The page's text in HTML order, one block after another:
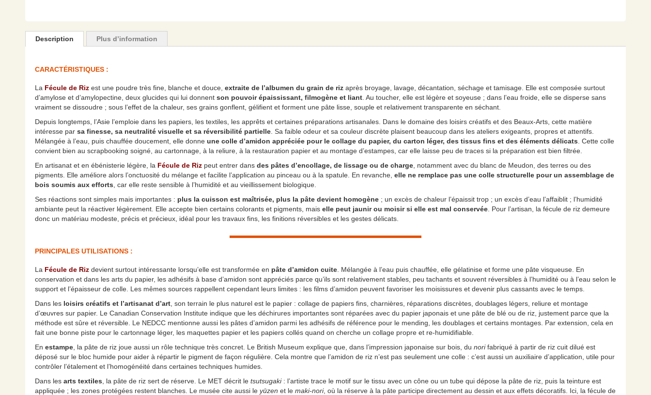
the
beginning
images
gallery
Description
CARACTÉRISTIQUES :
La Fécule de Riz est une poudre très fine, blanche et douce, extraite de l’albumen du grain de riz après broyage, lavage, décantation, séchage et tamisage. Elle est composée surtout
d’amylose et d’amylopectine, deux glucides qui lui donnent son pouvoir épaississant, filmogène et liant . Au toucher, elle est légère et soyeuse ; dans l’eau froide, elle se disperse sans
vraiment se dissoudre ; sous l’effet de la chaleur, ses grains gonflent, gélifient et forment une pâte lisse, souple et relativement transparente en séchant.
Depuis longtemps, l’Asie l’emploie dans les papiers, les textiles, les apprêts et certaines préparations artisanales. Dans le domaine des loisirs créatifs et des Beaux-Arts, cette matière
intéresse par sa finesse, sa neutralité visuelle et sa réversibilité partielle . Sa faible odeur et sa couleur discrète plaisent beaucoup dans les ateliers exigeants, propres et attentifs.
Mélangée à l’eau, puis chauffée doucement, elle donne une colle d’amidon appréciée pour le collage du papier, du carton léger, des tissus fins et des éléments délicats . Cette colle
convient bien au scrapbooking soigné, au cartonnage, à la reliure, à la restauration papier et au montage d’estampes, car elle laisse peu de traces si la préparation est bien filtrée.
En artisanat et en ébénisterie légère, la Fécule de Riz peut entrer dans des pâtes d’encollage, de lissage ou de charge , notamment avec du blanc de Meudon, des terres ou des
pigments. Elle améliore alors l’onctuosité du mélange et facilite l’application au pinceau ou à la spatule. En revanche, elle ne remplace pas une colle structurelle pour un assemblage de
bois soumis aux efforts , car elle reste sensible à l’humidité et au vieillissement biologique.
Ses réactions sont simples mais importantes : plus la cuisson est maîtrisée, plus la pâte devient homogène ; un excès de chaleur l’épaissit trop ; un excès d’eau l’affaiblit ; l’humidité
ambiante peut la réactiver légèrement. Elle accepte bien certains colorants et pigments, mais elle peut jaunir ou moisir si elle est mal conservée . Pour l’artisan, la fécule de riz demeure
donc un matériau modeste, précis et précieux, idéal pour les travaux fins, les finitions réversibles et les gestes délicats.
PRINCIPALES UTILISATIONS :
La Fécule de Riz devient surtout intéressante lorsqu’elle est transformée en pâte d’amidon cuite . Mélangée à l’eau puis chauffée, elle gélatinise et forme une pâte visqueuse. En
conservation et dans les arts du papier, les adhésifs à base d’amidon sont appréciés parce qu’ils sont relativement stables, peu tachants et souvent réversibles à l’humidité ou à l’eau selon le
support et l’épaisseur de colle. Les mêmes sources rappellent cependant leurs limites : les films d’amidon peuvent favoriser les moisissures et devenir plus cassants avec le temps.
Dans les loisirs créatifs et l’artisanat d’art , son terrain le plus naturel est le papier : collage de papiers fins, charnières, réparations discrètes, doublages légers, reliure et montage
d’œuvres sur papier. Le Canadian Conservation Institute indique que les déchirures importantes sont réparées avec du papier japonais et une pâte de blé ou de riz, justement parce que la
méthode est sûre et réversible. Le NEDCC mentionne aussi les pâtes d’amidon parmi les adhésifs de référence pour le mending, les doublages et certains montages. Par extension, cela en
fait une bonne piste pour le cartonnage léger, les maquettes papier et les papiers collés quand on cherche un collage propre et re-humidifiable.
En estampe , la pâte de riz joue aussi un rôle technique très concret. Le British Museum explique que, dans l’impression japonaise sur bois, du norifabriqué à partir de riz cuit dilué est
déposé sur le bloc humide pour aider à répartir le pigment de façon régulière. Cela montre que l’amidon de riz n’est pas seulement une colle : c’est aussi un auxiliaire d’application, utile pour
contrôler l’étalement et l’homogénéité dans certaines techniques humides.
Dans les arts textiles , la pâte de riz sert de réserve. Le MET décrit le tsutsugaki: l’artiste trace le motif sur le tissu avec un cône ou un tube qui dépose la pâte de riz, puis la teinture est
appliquée ; les zones protégées restent blanches. Le musée cite aussi le yūzen et le maki-nori, où la réserve à la pâte participe directement au dessin et aux effets décoratifs. Ici, la fécule de
Plus d’information